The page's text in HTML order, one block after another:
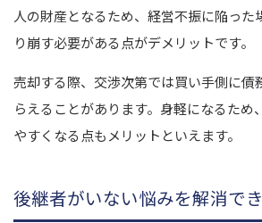
人の財産となるため、経営不振に陥った
り崩す必要がある点がデメリットです。
売却する際、交渉次第では買い手側に債
らえることがあります。身軽になるため
やすくなる点もメリットといえます。
後継者がいない悩みを解消で